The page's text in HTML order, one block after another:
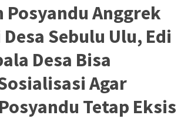
Posyandu Anggrek
Sebulu Ulu, Edi
Desa Bisa
Agar
Tetap Eksis